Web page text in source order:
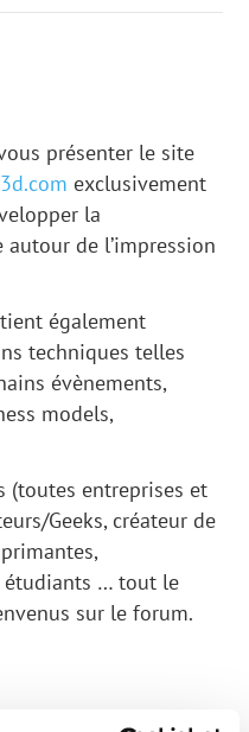
présenter le site
exclusivement
la
autour de l’impression
également
techniques telles
évènements,
models,
(toutes entreprises et
Geeks, créateur de
étudiants … tout le
sur le forum.